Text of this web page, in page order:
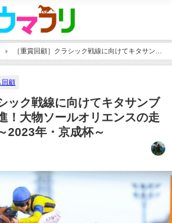
［重賞回顧］クラシック戦線に向けてキタサンブ
オリエンスの走りに衝撃が走る。～2023年・京成杯
回顧
ック戦線に向けてキタサンブ
！大物ソールオリエンスの走
2023年・京成杯～